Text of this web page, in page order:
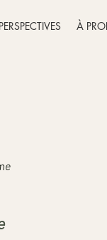
PERSPECTIVES À